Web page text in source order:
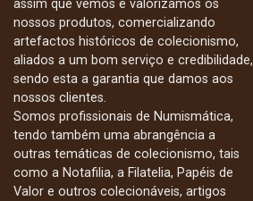
assim que vemos e valorizamos os
nossos produtos, comercializando
artefactos históricos de colecionismo,
aliados a um bom serviço e credibilidade,
sendo esta a garantia que damos aos
nossos clientes.
Somos profissionais de Numismática,
tendo também uma abrangência a
outras temáticas de colecionismo, tais
como a Notafilia, a Filatelia, Papéis de
Valor e outros colecionáveis, artigos